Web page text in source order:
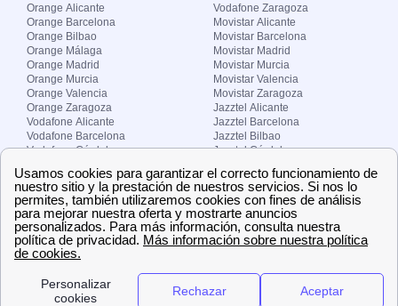
Orange Alicante
Orange Barcelona
Orange Bilbao
Orange Málaga
Orange Madrid
Orange Murcia
Orange Valencia
Orange Zaragoza
Vodafone Alicante
Vodafone Barcelona
Vodafone Córdoba
Vodafone Madrid
Vodafone Murcia
Vodafone Valencia
Vodafone Zaragoza
Movistar Alicante
Movistar Barcelona
Movistar Madrid
Movistar Murcia
Movistar Valencia
Movistar Zaragoza
Jazztel Alicante
Jazztel Barcelona
Jazztel Bilbao
Jazztel Córdoba
Jazztel Málaga
Jazztel Valencia
Jazztel Zaragoza
Sobre Zona-internet.com
¿Quiénes somos?
El grupo papernest
Aviso legal Nuestras ofertas de trabajo